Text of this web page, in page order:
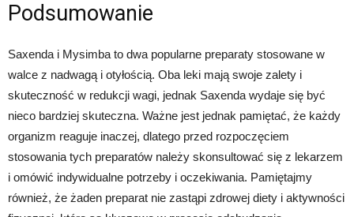
Podsumowanie
Saxenda i Mysimba to dwa popularne preparaty stosowane w
walce z nadwagą i otyłością. Oba leki mają swoje zalety i
skuteczność w redukcji wagi, jednak Saxenda wydaje się być
nieco bardziej skuteczna. Ważne jest jednak pamiętać, że każdy
organizm reaguje inaczej, dlatego przed rozpoczęciem
stosowania tych preparatów należy skonsultować się z lekarzem
i omówić indywidualne potrzeby i oczekiwania. Pamiętajmy
również, że żaden preparat nie zastąpi zdrowej diety i aktywności